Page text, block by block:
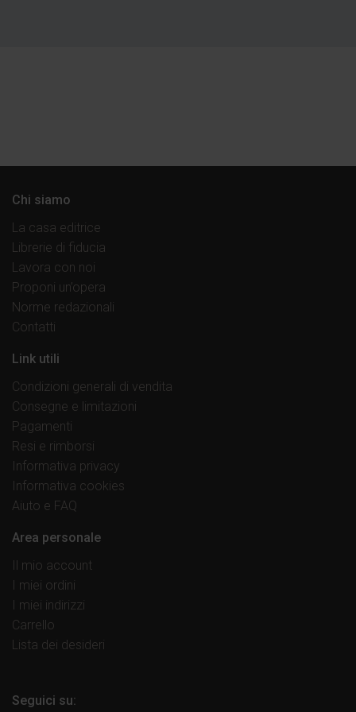
Chi siamo
La casa editrice
Librerie di fiducia
Lavora con noi
Proponi un’opera
Norme redazionali
Contatti
Link utili
Condizioni generali di vendita
Consegne e limitazioni
Pagamenti
Resi e rimborsi
Informativa privacy
Informativa cookies
Aiuto e FAQ
Area personale
Il mio account
I miei ordini
I miei indirizzi
Carrello
Lista dei desideri
Seguici su: